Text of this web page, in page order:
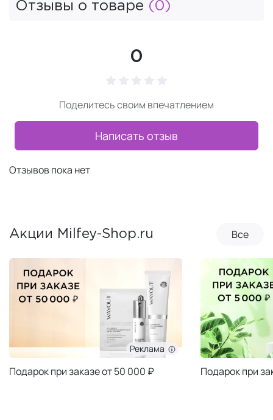
Отзывы о товаре (0)
0
Поделитесь своим впечатлением
Написать отзыв
Отзывов пока нет
Акции Milfey-Shop.ru Все
Реклама
Подарок при заказе от 50 000 ₽ Подарок при